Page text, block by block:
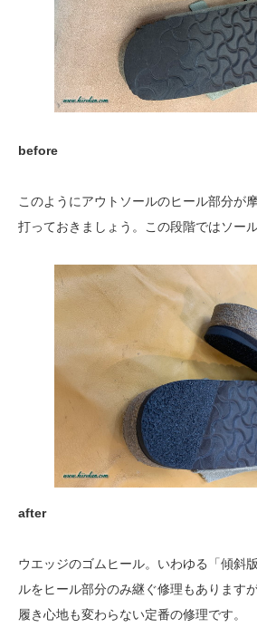
before
このようにアウトソールのヒール部分が
打っておきましょう。この段階ではソー
after
ウエッジのゴムヒール。いわゆる「傾斜
ルをヒール部分のみ継ぐ修理もあります
履き心地も変わらない定番の修理です。